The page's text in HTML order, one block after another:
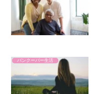
バンクーバー生活